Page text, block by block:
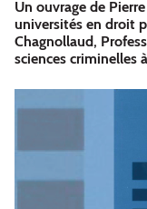
Un ouvrage de
universités en droit
Chagnollaud,
sciences criminelles